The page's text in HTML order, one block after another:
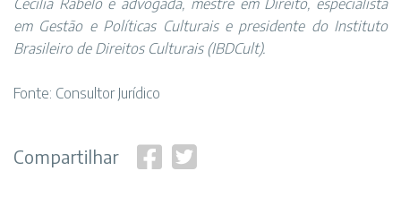
Cecilia Rabêlo é advogada, mestre em Direito, especialista
em Gestão e Políticas Culturais e presidente do Instituto
Brasileiro de Direitos Culturais (IBDCult).
Fonte: Consultor Jurídico
Compartilhar